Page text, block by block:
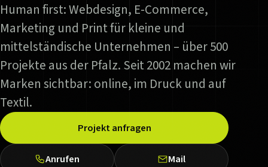
Human first: Webdesign, E-Commerce,
Marketing und Print für kleine und
mittelständische Unternehmen – über 500
Projekte aus der Pfalz. Seit 2002 machen wir
Marken sichtbar: online, im Druck und auf
Textil.
Projekt anfragen
Anrufen Mail